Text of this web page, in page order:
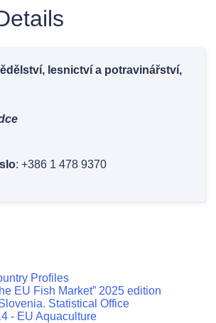
lesnictví a potravinářství,
: +386 1 478 9370
Profiles
EU Fish Market” 2025 edition
Statistical Office
- EU Aquaculture